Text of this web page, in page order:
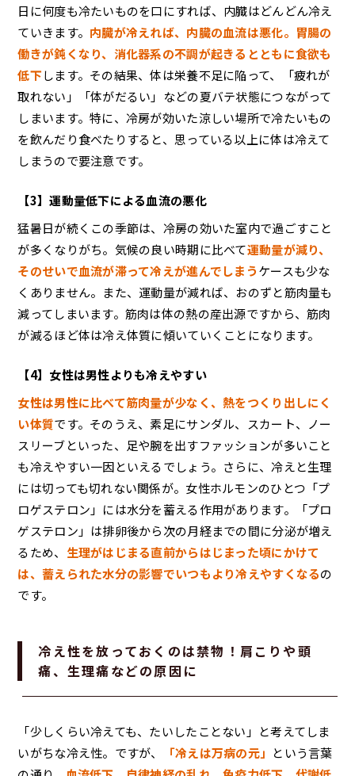
日に何度も冷たいものを口にすれば、内臓はどんどん冷え
ていきます。 内臓が冷えれば、内臓の血流は悪化。胃腸の
働きが鈍くなり、消化器系の不調が起きるとともに食欲も
低下します。その結果、体は栄養不足に陥って、「疲れが
取れない」「体がだるい」などの夏バテ状態につながって
しまいます。特に、冷房が効いた涼しい場所で冷たいもの
を飲んだり食べたりすると、思っている以上に体は冷えて
しまうので要注意です。
【3】運動量低下による血流の悪化
猛暑日が続くこの季節は、冷房の効いた室内で過ごすこと
が多くなりがち。気候の良い時期に比べて運動量が減り、
そのせいで血流が滞って冷えが進んでしまうケースも少な
くありません。また、運動量が減れば、おのずと筋肉量も
減ってしまいます。筋肉は体の熱の産出源ですから、筋肉
が減るほど体は冷え体質に傾いていくことになります。
【4】女性は男性よりも冷えやすい
女性は男性に比べて筋肉量が少なく、熱をつくり出しにく
い体質です。そのうえ、素足にサンダル、スカート、ノー
スリーブといった、足や腕を出すファッションが多いこと
も冷えやすい一因といえるでしょう。さらに、冷えと生理
には切っても切れない関係が。女性ホルモンのひとつ「プ
ロゲステロン」には水分を蓄える作用があります。「プロ
ゲステロン」は排卵後から次の月経までの間に分泌が増え
るため、 生理がはじまる直前からはじまった頃にかけて
は、蓄えられた水分の影響でいつもより冷えやすくなるの
です。
冷え性を放っておくのは禁物！肩こりや頭
痛、生理痛などの原因に
「少しくらい冷えても、たいしたことない」と考えてしま
いがちな冷え性。ですが、
「冷えは万病の元」 という言葉